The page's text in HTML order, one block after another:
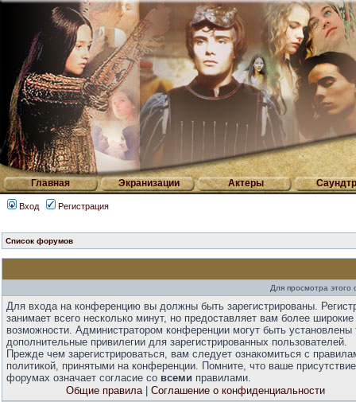
Главная Экранизации Актеры
Вход Регистрация
Список форумов
Для просмотра
Для входа на конференцию вы должны быть зарегистрированы.
занимает всего несколько минут, но предоставляет вам более широкие
возможности. Администратором конференции могут быть установлены
дополнительные привилегии для зарегистрированных пользователей.
Прежде чем зарегистрироваться, вам следует ознакомиться с
политикой, принятыми на конференции. Помните, что ваше
форумах означает согласие со всеми правилами.
Общие правила| Соглашение о конфиденциальности